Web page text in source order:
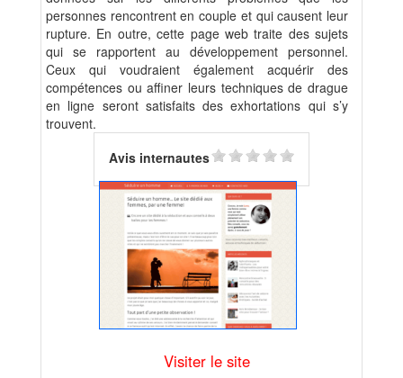
personnes rencontrent en couple et qui causent leur
rupture. En outre, cette page web traite des sujets
qui se rapportent au développement personnel.
Ceux qui voudraient également acquérir des
compétences ou affiner leurs techniques de drague
en ligne seront satisfaits des exhortations qui s’y
trouvent.
Avis internautes
Visiter le site